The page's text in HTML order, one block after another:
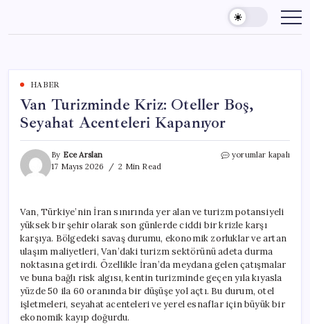
content
HABER
Van Turizminde Kriz: Oteller Boş,
Seyahat Acenteleri Kapanıyor
By Ece Arslan
17 Mayıs 2026
2 Min Read
Van
Seyahat
Acenteleri
Kapanıyor
için
yorumlar kapalı
Van, Türkiye’nin İran sınırında yer alan ve turizm potansiyeli
yüksek bir şehir olarak son günlerde ciddi bir krizle karşı
karşıya. Bölgedeki savaş durumu, ekonomik zorluklar ve artan
ulaşım maliyetleri, Van’daki turizm sektörünü adeta durma
noktasına getirdi. Özellikle İran’da meydana gelen çatışmalar
ve buna bağlı risk algısı, kentin turizminde geçen yıla kıyasla
yüzde 50 ila 60 oranında bir düşüşe yol açtı. Bu durum, otel
işletmeleri, seyahat acenteleri ve yerel esnaflar için büyük bir
ekonomik kayıp doğurdu.